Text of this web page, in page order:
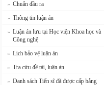
» Chuẩn đầu ra
» Thông tin luận án
» Luận án lưu tại Học viện Khoa học và
Công nghệ
» Lịch bảo vệ luận án
» Tra cứu đề tài, luận án
» Danh sách Tiến sĩ đã được cấp bằng